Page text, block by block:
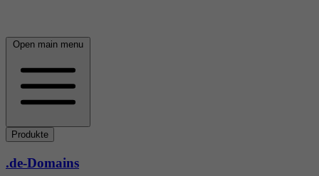
Open main menu
Produkte
.de-Domains